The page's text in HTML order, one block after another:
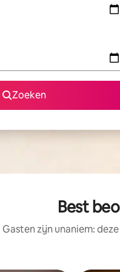
Zoeken
Best
Gasten zijn unaniem: